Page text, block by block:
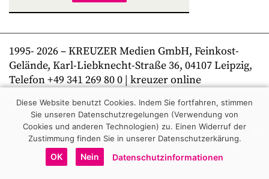
1995- 2026– KREUZER Medien GmbH, Feinkost-
Gelände, Karl-Liebknecht-Straße 36, 04107 Leipzig,
Telefon +49 341 269 80 0 | kreuzer online
Diese Website benutzt Cookies. Indem Sie fortfahren, stimmen
Sie unseren Datenschutzregelungen (Verwendung von
Cookies und anderen Technologien) zu. Einen Widerruf der
Zustimmung finden Sie in unserer Datenschutzerkärung.
OK Nein Datenschutzinformationen